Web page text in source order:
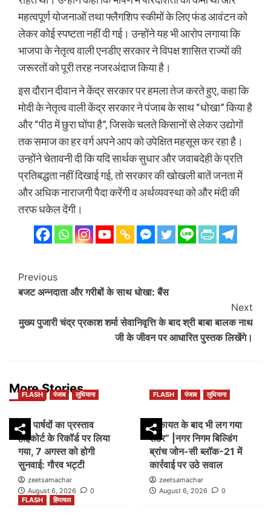
महत्वपूर्ण योजनाओं तथा फ्लैगशिप स्कीमों के लिए फंड आवंटन को
लेकर कोई स्पष्टता नहीं दी गई। उन्होंने यह भी आरोप लगाया कि
भाजपा के नेतृत्व वाली एनडीए सरकार ने विपक्ष शासित राज्यों की
जरूरतों को पूरी तरह नजरअंदाज किया है।
इस दौरान दीवान ने केंद्र सरकार पर हमला तेज करते हुए, कहा कि
मोदी के नेतृत्व वाली केंद्र सरकार ने पंजाब के साथ “धोखा” किया है
और “पीठ में छुरा घोंपा है”, जिसके चलते किसानों से लेकर उद्योगों
तक समाज का हर वर्ग अपने आप को उपेक्षित महसूस कर रहा है।
उन्होंने चेतावनी दी कि यदि सार्थक सुधार और जवाबदेही के प्रति
प्रतिबद्धता नहीं दिखाई गई, तो सरकार की खोखली बातें जनता में
और अधिक नाराजगी पैदा करेंगी व अर्थव्यवस्था को और मंदी की
तरफ धकेल देंगी।
Post
Navigation
Previous
बजट अन्नदाता और गरीबों के साथ धोखा: बैंस
Next
मुख्य पुजारी चंद्र प्रकाश शर्मा सेवानिवृत्ति के बाद श्री बाबा बालक नाथ
जी के जीवन पर आधारित पुस्तक लिखेंगे।
More Stories
FLASH पंजाब लुधियाना
45 पार्षदों का प्रस्ताव
हाईकोर्ट के रिकॉर्ड पर लिया
गया, 7 अगस्त को होगी
सुनवाई: गौरव भट्टी
zeetsamachar
August 6, 2026
0
FLASH पंजाब लुधियाना
शिकायत के बाद भी लग गया
शटर” |नगर निगम बिल्डिंग
ब्रांच जोन-सी ब्लॉक-21 में
कार्रवाई पर उठे सवाल
zeetsamachar
August 6, 2026
0
FLASH
हिमाचल